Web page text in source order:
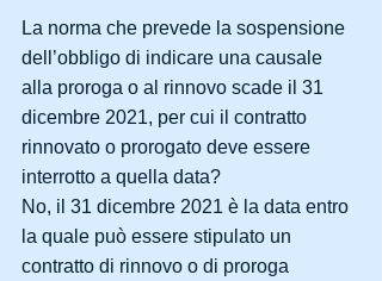
La norma che prevede la sospensione
dell’obbligo di indicare una causale
alla proroga o al rinnovo scade il 31
dicembre 2021, per cui il contratto
rinnovato o prorogato deve essere
interrotto a quella data?
No, il 31 dicembre 2021 è la data entro
la quale può essere stipulato un
contratto di rinnovo o di proroga